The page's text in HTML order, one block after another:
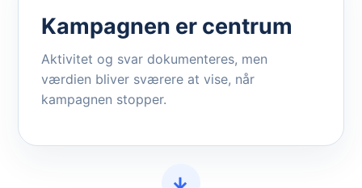
Kampagnen er centrum
Aktivitet og svar dokumenteres, men
værdien bliver sværere at vise, når
kampagnen stopper.
→